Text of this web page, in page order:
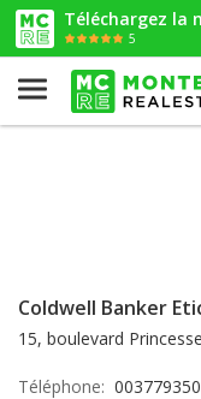
Téléchargez la
5
Coldwell Banker
15, boulevard
Téléphone: